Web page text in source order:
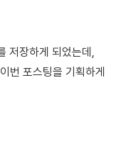
저장하게 되었는데,
번 포스팅을 기획하게